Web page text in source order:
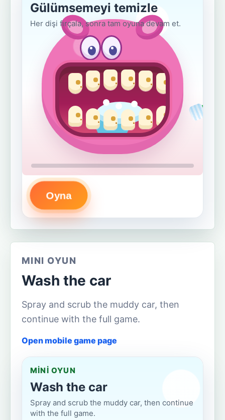
Gülümsemeyi temizle
Her dişi fırçala, sonra tam oyuna devam et.
Oyna
MINI OYUN
Wash the car
Spray and scrub the muddy car, then
continue with the full game.
Open mobile game page
MINI OYUN
Wash the car
Spray and scrub the muddy car, then continue
with the full game.